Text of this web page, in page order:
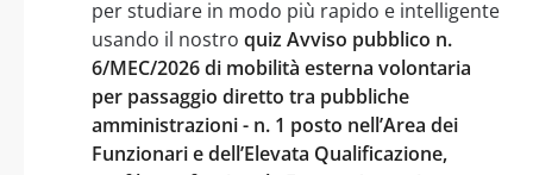
per studiare in modo più rapido e intelligente
usando il nostro quiz Avviso pubblico n.
6/MEC/2026 di mobilità esterna volontaria
per passaggio diretto tra pubbliche
amministrazioni - n. 1 posto nell’Area dei
Funzionari e dell’Elevata Qualificazione,